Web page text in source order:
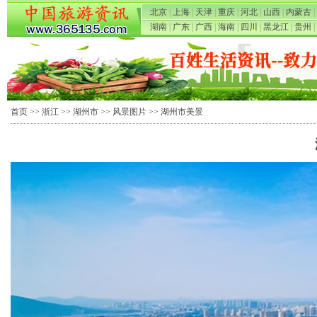
北京 上海 天津 重庆 河北 山西 内蒙古
湖南
广东 广西 海南 四川 黑龙江 贵州
首页 >> 浙江 >> 湖州市 >> 风景图片 >> 湖州市美景